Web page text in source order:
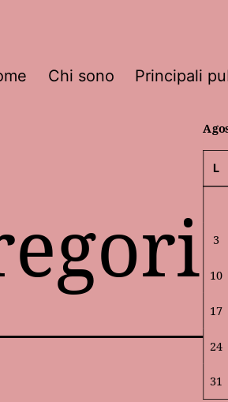
Chi sono Principali
L
3
10
17
24
31